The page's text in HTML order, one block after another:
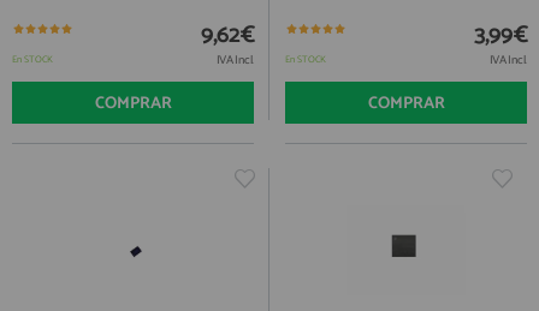
En STOCK
9,62€
IVA Incl.
COMPRAR
En STOCK
3,99€
IVA Incl.
COMPRAR